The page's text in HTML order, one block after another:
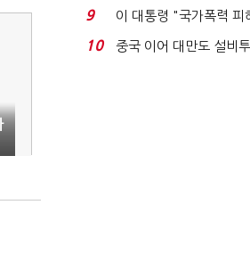
빈 매대 채우며 문 연 ...
9
이 대통령 "국가폭력
적극적 조사로 진...
10
중국 이어 대만도 설비